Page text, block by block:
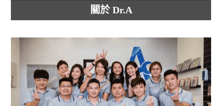
關於 Dr.A